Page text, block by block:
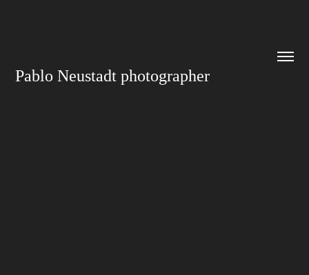
Pablo Neustadt photographer